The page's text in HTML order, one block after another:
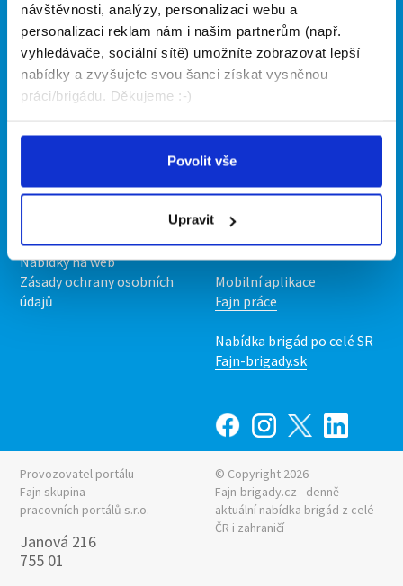
návštěvnosti, analýzy, personalizaci webu a
personalizaci reklam nám i našim partnerům (např.
vyhledávače, sociální sítě) umožníte zobrazovat lepší
nabídky a zvyšujete svou šanci získat vysněnou
práci/brigádu. Děkujeme :-)
Povolit vše
Upravit
Hledané brigády
Vložit inzerát
Ceník
Propagace
O nás
Podmínky
Upravit předvolby cookies
Statistiky pro média
Nabídky na web
Zásady ochrany osobních
údajů
Mobilní aplikace
Fajn brigády
Nabídka práce z celé ČR
INwork.cz
Mobilní aplikace
Fajn práce
Nabídka brigád po celé SR
Fajn-brigady.sk
Provozovatel portálu
Fajn skupina
pracovních portálů s.r.o.
Janová 216
755 01
© Copyright 2026
Fajn-brigady.cz - denně
aktuální nabídka brigád z celé
ČR i zahraničí